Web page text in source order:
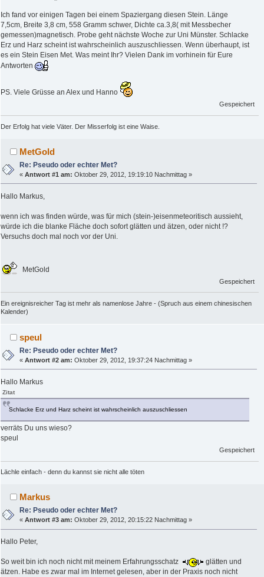
Ich fand vor einigen Tagen bei einem Spaziergang diesen Stein. Länge
7,5cm, Breite 3,8 cm, 558 Gramm schwer, Dichte ca.3,8( mit Messbecher
gemessen)magnetisch. Probe geht nächste Woche zur Uni Münster. Schlacke
Erz und Harz scheint ist wahrscheinlich auszuschliessen. Wenn überhaupt, ist
es ein Stein Eisen Met. Was meint Ihr? Vielen Dank im vorhinein für Eure
Antworten
PS. Viele Grüsse an Alex und Hanno
Gespeichert
Der Erfolg hat viele Väter. Der Misserfolg ist eine Waise.
MetGold
Re: Pseudo oder echter Met?
«Antwort #1 am: Oktober 29, 2012, 19:19:10 Nachmittag »
Hallo Markus,
wenn ich was finden würde, was für mich (stein-)eisenmeteoritisch aussieht,
würde ich die blanke Fläche doch sofort glätten und ätzen, oder nicht !?
Versuchs doch mal noch vor der Uni.
MetGold
Gespeichert
Ein ereignisreicher Tag ist mehr als namenlose Jahre - (Spruch aus einem chinesischen
Kalender)
speul
Re: Pseudo oder echter Met?
«Antwort #2 am: Oktober 29, 2012, 19:37:24 Nachmittag »
Hallo Markus
Zitat
Schlacke Erz und Harz scheint ist wahrscheinlich auszuschliessen
verräts Du uns wieso?
speul
Gespeichert
Lächle einfach - denn du kannst sie nicht alle töten
Markus
Re: Pseudo oder echter Met?
«Antwort #3 am: Oktober 29, 2012, 20:15:22 Nachmittag »
Hallo Peter,
So weit bin ich noch nicht mit meinem Erfahrungsschatz
glätten und
ätzen. Habe es zwar mal im Internet gelesen, aber in der Praxis noch nicht